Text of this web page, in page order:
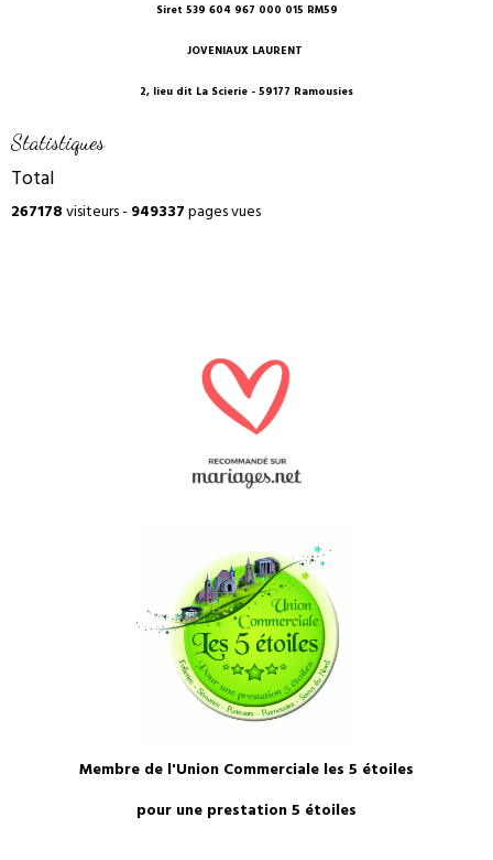
Siret 539 604 967 000 015 RM59
JOVENIAUX LAURENT
2, lieu dit La Scierie - 59177 Ramousies
Statistiques
Total
267178visiteurs -949337pages vues
Membre de l'Union Commerciale les 5 étoiles
pour une prestation 5 étoiles